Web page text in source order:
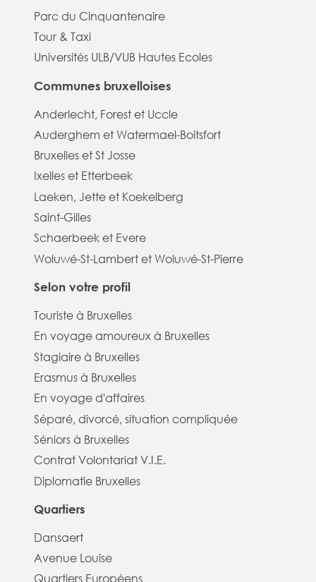
Parc du Cinquantenaire
Tour & Taxi
Universités ULB/VUB Hautes Ecoles
Communes bruxelloises
Anderlecht, Forest et Uccle
Auderghem et Watermael-Boitsfort
Bruxelles et St Josse
Ixelles et Etterbeek
Laeken, Jette et Koekelberg
Saint-Gilles
Schaerbeek et Evere
Woluwé-St-Lambert et Woluwé-St-Pierre
Selon votre profil
Touriste à Bruxelles
En voyage amoureux à Bruxelles
Stagiaire à Bruxelles
Erasmus à Bruxelles
En voyage d'affaires
Séparé, divorcé, situation compliquée
Séniors à Bruxelles
Contrat Volontariat V.I.E.
Diplomatie Bruxelles
Quartiers
Dansaert
Avenue Louise
Quartiers Européens